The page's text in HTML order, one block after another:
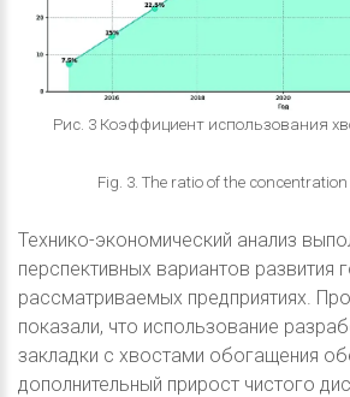
Рис. 3 Коэффициент использования
Fig. 3. The ratio of the
Технико-экономический анализ
перспективных вариантов развития
рассматриваемых предприятиях.
показали, что использование
закладки с хвостами обогащения
дополнительный прирост чистого